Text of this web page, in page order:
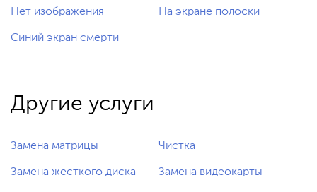
Нет изображения На экране полоски
Синий экран смерти
Другие услуги
Замена матрицы Чистка
Замена жесткого диска Замена видеокарты